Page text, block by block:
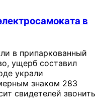
в
в припаркованный
ущерб составил
украли
знаком 283
свидетелей звонить